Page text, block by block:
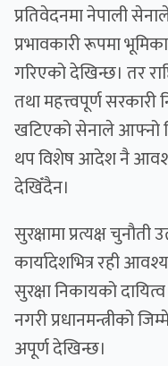
प्रतिवेदनमा नेपाली
प्रभावकारी रूपमा
गरिएको देखिन्छ। तर
तथा महत्त्वपूर्ण
खटिएको सेनाले आफ्नो
थप विशेष आदेश नै
देखिँदैन।
सुरक्षामा प्रत्यक्ष
कार्यादेशभित्र रही
सुरक्षा निकायको
नगरी प्रधानमन्त्रीको
अपूर्ण देखिन्छ।